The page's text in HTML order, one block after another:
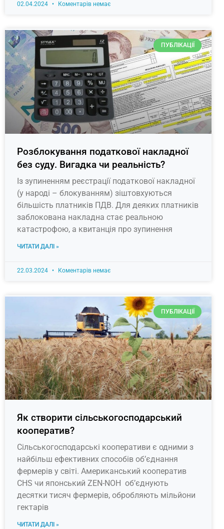
02.04.2024 Коментарів немає
ПУБЛІКАЦІЇ
Розблокування податкової накладної
без суду. Вигадка чи реальність?
Із зупиненням реєстрації податкової накладної
(у народі – блокуванням) зіштовхуються
більшість платників ПДВ. Для деяких платників
заблокована накладна стає реальною
катастрофою, а квитанція про зупинення
ЧИТАТИ ДАЛІ »
22.03.2024 Коментарів немає
ПУБЛІКАЦІЇ
Як створити сільськогосподарський
кооператив?
Сільськогосподарські кооперативи є одними з
найбільш ефективних способів об’єднання
фермерів у світі. Американський кооператив
CHS чи японський ZEN-NOH об’єднують
десятки тисяч фермерів, обробляють мільйони
гектарів
ЧИТАТИ ДАЛІ »